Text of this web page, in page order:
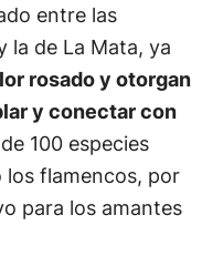
entre las
la de La Mata, ya
rosado y otorgan
y conectar con
100 especies
los flamencos, por
para los amantes